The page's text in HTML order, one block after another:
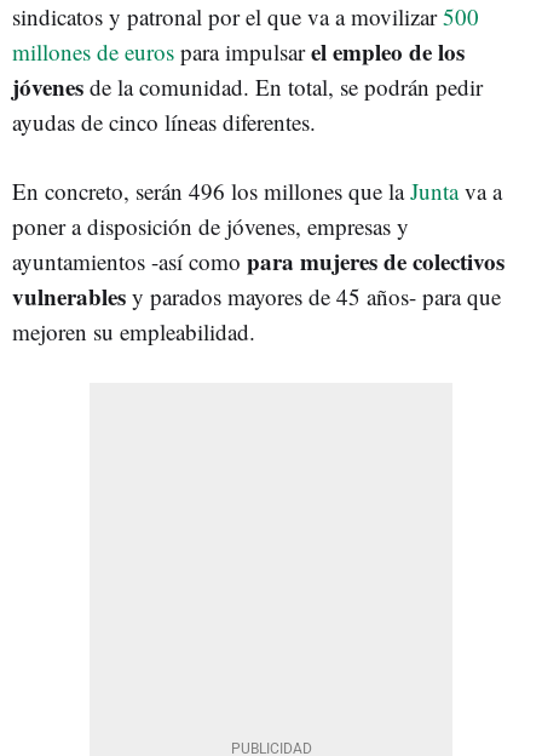
sindicatos y patronal por el que va a movilizar500
millones de euros para impulsarel empleo de los
jóvenes de la comunidad. En total, se podrán pedir
ayudas de cinco líneas diferentes.
En concreto, serán 496 los millones que laJuntava a
poner a disposición de jóvenes, empresas y
ayuntamientos -así como para mujeres de colectivos
vulnerables y parados mayores de 45 años- para que
mejoren su empleabilidad.